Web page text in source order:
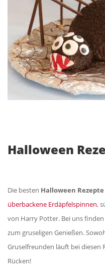
Halloween
Die besten Halloween Rezepte
überbackene Erdäpfelspinnen,
von Harry Potter. Bei uns finden
zum gruseligen Genießen.
Gruselfreunden läuft bei diesen
Rücken!